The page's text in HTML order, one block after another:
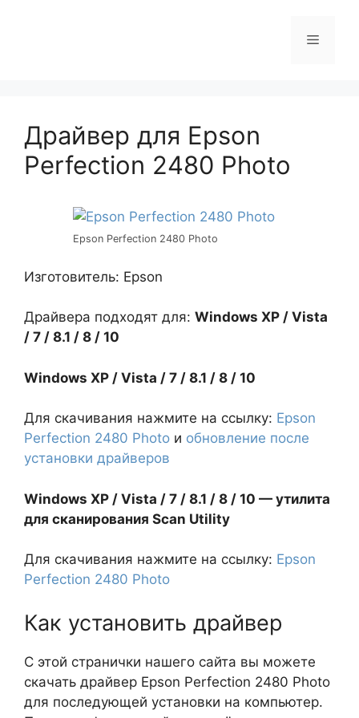
Меню
Драйвер для Epson
Perfection 2480 Photo
Epson Perfection 2480 Photo
Изготовитель: Epson
Драйвера подходят для: Windows XP / Vista
/ 7 / 8.1 / 8 / 10
Windows XP / Vista / 7 / 8.1 / 8 / 10
Для скачивания нажмите на ссылку: Epson
Perfection 2480 Photo и обновление после
установки драйверов
Windows XP / Vista / 7 / 8.1 / 8 / 10 — утилита
для сканирования Scan Utility
Для скачивания нажмите на ссылку: Epson
Perfection 2480 Photo
Как установить драйвер
С этой странички нашего сайта вы можете
скачать драйвер Epson Perfection 2480 Photo
для последующей установки на компьютер.